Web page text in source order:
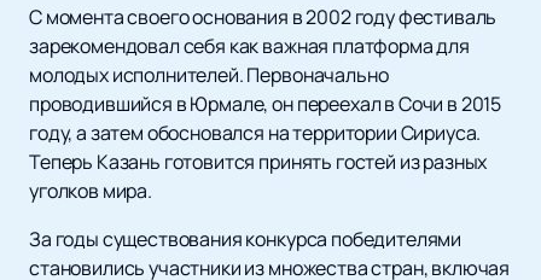
С момента своего основания в 2002 году фестиваль
зарекомендовал себя как важная платформа для
молодых исполнителей. Первоначально
проводившийся в Юрмале, он переехал в Сочи в 2015
году, а затем обосновался на территории Сириуса.
Теперь Казань готовится принять гостей из разных
уголков мира.
За годы существования конкурса победителями
становились участники из множества стран, включая